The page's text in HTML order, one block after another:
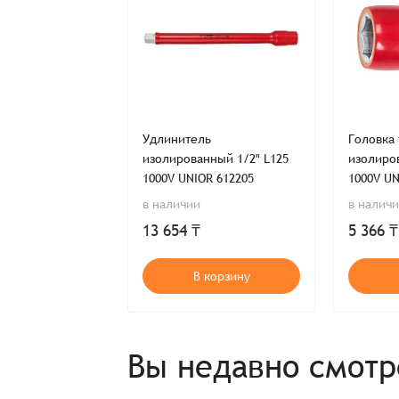
Отправить заявку
Имя*
Детали заказа
Способ оплаты:
Итого:
Телефон:
Распечатать детали заказа
Отправить заявку
Удлинитель
изолированный 1/2" L125
1000V UNIOR 612205
в наличии
13 654 ₸
В корзину
Головка
1000V
в
5 366 ₸
Вы недавно